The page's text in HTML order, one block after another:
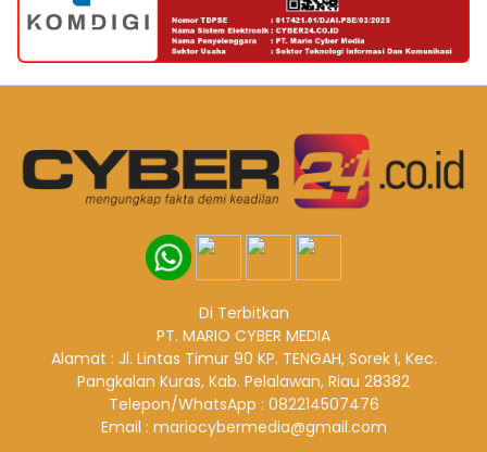
Di Terbitkan
PT. MARIO CYBER MEDIA
Alamat : Jl. Lintas Timur 90 KP. TENGAH, Sorek I, Kec.
Pangkalan Kuras, Kab. Pelalawan, Riau 28382
Telepon/WhatsApp : 082214507476
Email : mariocybermedia@gmail.com